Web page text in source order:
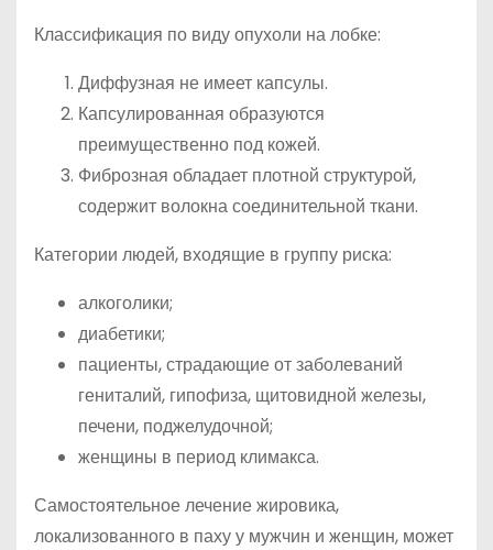
Классификация по виду опухоли на лобке:
Диффузная не имеет капсулы.
Капсулированная образуются
преимущественно под кожей.
Фиброзная обладает плотной структурой,
содержит волокна соединительной ткани.
Категории людей, входящие в группу риска:
алкоголики;
диабетики;
пациенты, страдающие от заболеваний
гениталий, гипофиза, щитовидной железы,
печени, поджелудочной;
женщины в период климакса.
Самостоятельное лечение жировика,
локализованного в паху у мужчин и женщин, может